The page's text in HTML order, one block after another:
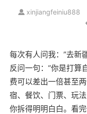
xinjiangfeiniu888
每次有人问我：”去新
反问一句：”你是打算
费可以差出一倍甚至
宿、餐饮、门票、玩
你拆得明明白白。看